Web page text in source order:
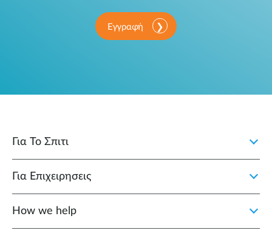
Εγγραφή
Για Το Σπιτι
Για Επιχειρησεις
How we help